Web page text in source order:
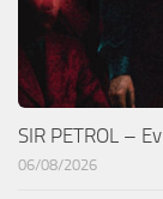
SIR PETROL –
06/08/2026